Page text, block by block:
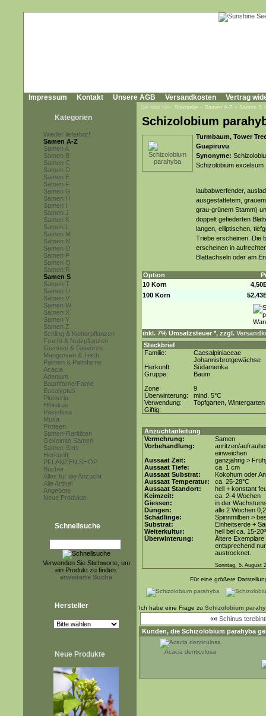
Impressum Kontakt Unsere AGB Versandkosten Vertrag
Kategorien
Wieder lieferbar!
Samen A-Z
Samen A
Samen B
Samen C
Samen D
Samen E
Samen F
Samen G
Samen H
Samen I
Samen J
Samen K
Samen L
Samen M
Samen N
Samen O
Samen P
Samen Q
Samen R
Samen S
Samen T
Samen U
Samen V
Samen W
Samen X
Samen Y
Samen Z
Schling & Kletterpflanzen
Frucht & Nutzpflanzen
Gemüse & Gewürze
Mangroven & Teich
Palmen & Palmfarne
Acacia
Adenium
Baumfarne/Farne
Eucalyptus
Plumeria
Hibiskus
Passiflora
Musa
Proteen
Samen-Raritäten
Gekeimte Samen
Samen-Sets
Herkunft
PFLANZEN SHOP
Bücher
Alles für die Anzucht
Alle Artikel
Angebote
Neue Produkte
Schnellsuche
Verwenden Sie Stichworte, um
ein Produkt zu finden.
erweiterte Suche
Hersteller
Neue Produkte
Sie sind hier: Startseite » Samen A-Z » Samen S
Schizolobium
Turmbaum, Tower
Guapiruvu
Synonyme:
Schizolobium excelsum
laubabwerfender,
ausgestattetem,
grau-grünem Stamm)
doppelt gefiederten
langen, elliptischen,
Triebe erscheinen. Die
erscheinen in
Blattachseln oder am
Option
10 Korn
100 Korn
inkl. 7% Umsatzsteuer *, zzgl.
Steckbrief
Familie:
Caesalpiniaceae
Johannisbrotgewächse
Herkunft:
Südamerika
Gruppe:
Baum
Zone:
9
Überwinterung:
mind. 5°C
Verwendung:
Topfgarten, Wintergarten
Giftig:
Anzuchtanleitung
Vermehrung:
Samen
Vorbehandlung:
anritzen/
einweichen
Aussaat Zeit:
ganzjährig >
Aussaat Tiefe:
ca. 1 cm
Aussaat Substrat:
Kokohum oder
Aussaat Temperatur:
ca. 25-28°C
Aussaat Standort:
hell + konstant
Keimzeit:
ca. 2-4 Wochen
Giessen:
in der
Düngen:
alle 2 Wochen
Schädlinge:
Spinnmilben >
Substrat:
Einheitserde +
Weiterkultur:
hell bei ca. 15-
Überwinterung:
Ältere
entsprechend
austrocknet.
Sonntag, 5. August
Für eine größere
Ich habe eine Frage zu Schizolobium
«« Schinus
Kunden, die Schizolobium parahyba
Acacia denticulosa